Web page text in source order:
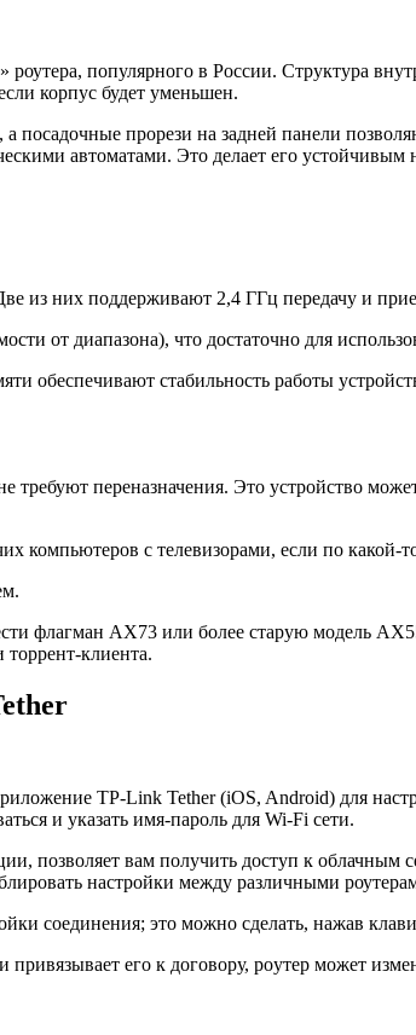
роутера, популярного в России. Структура
корпус будет уменьшен.
прорези на задней панели
автоматами. Это делает его устойчивым
из них поддерживают 2,4 ГГц передачу и
от диапазона), что достаточно для
обеспечивают стабильность работы
требуют переназначения. Это устройство
компьютеров с телевизорами, если по
флагман AX73 или более старую модель
клиента.
TP-Link Tether (iOS, Android) для
и указать имя-пароль для Wi-Fi сети.
позволяет вам получить доступ к
настройки между различными
соединения; это можно сделать, нажав
его к договору, роyтер может